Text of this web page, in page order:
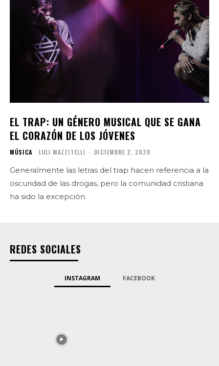
EL TRAP: UN GÉNERO MUSICAL QUE SE GANA
EL CORAZÓN DE LOS JÓVENES
MÚSICA LULI MAZZITELLI - DICIEMBRE 2, 2020
Generalmente las letras del trap hacen referencia a la
oscuridad de las drogas, pero la comunidad cristiana
ha sido la excepción.
REDES SOCIALES
INSTAGRAM FACEBOOK